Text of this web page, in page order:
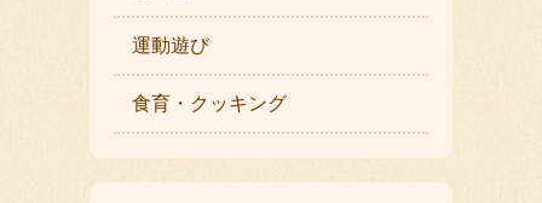
運動遊び
食育・クッキング